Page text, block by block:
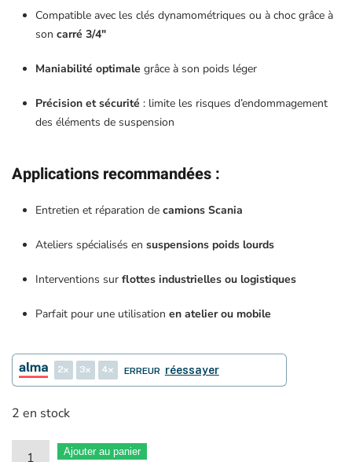
Compatible avec les clés dynamométriques ou à choc grâce à
son carré 3/4″
Maniabilité optimale grâce à son poids léger
Précision et sécurité : limite les risques d’endommagement
des éléments de suspension
Applications recommandées :
Entretien et réparation de camions Scania
Ateliers spécialisés en suspensions poids lourds
Interventions sur flottes industrielles ou logistiques
Parfait pour une utilisation en atelier ou mobile
2 3 4 ERREUR réessayer
2 en stock
quantité
Ajouter au panier